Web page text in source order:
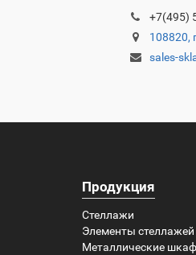
+7(495)
108820,
sales-
Продукция
Стеллажи
Элементы стеллажей
Металлические